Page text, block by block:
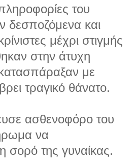
του
δεσποζόμενα και
μέχρι στιγμής
στην άτυχη
με
τραγικό θάνατο.
ασθενοφόρο του
να
σορό της γυναίκας.